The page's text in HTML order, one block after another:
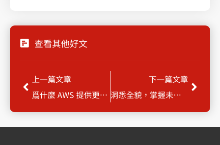
查看其他好文
上一頁
上一篇文章
爲什麼 AWS 提供更安全、合規、負責任的生成式AI？
下一篇文章
洞悉全貌，掌握未來 Observability Solution
下一